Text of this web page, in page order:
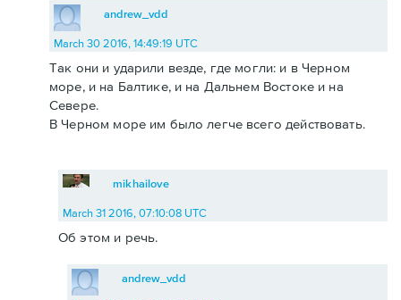
andrew_vdd
March 30 2016, 14:49:19 UTC
Так они и ударили везде, где могли: и в Черном
море, и на Балтике, и на Дальнем Востоке и на
Севере.
В Черном море им было легче всего действовать.
mikhailove
March 31 2016, 07:10:08 UTC
Об этом и речь.
andrew_vdd